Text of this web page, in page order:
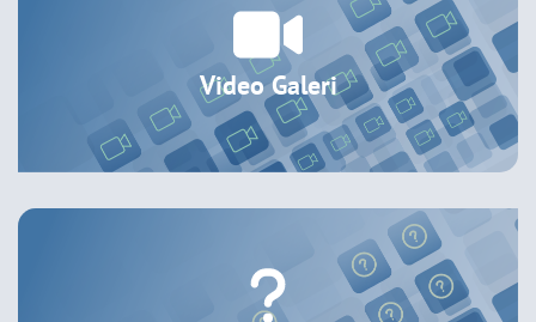
Video Galeri